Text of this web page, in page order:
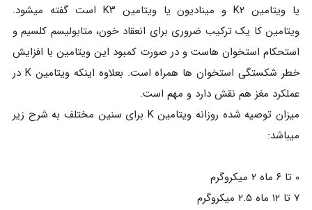
یا ویتامین K۲ و مینادیون یا ویتامین K۳ است گفته میشود.
ویتامین کا یک ترکیب ضروری برای انعقاد خون، متابولیسم کلسیم و
استحکام استخوان هاست و در صورت کمبود این ویتامین با افزایش
خطر شکستگی استخوان ها همراه است. بعلاوه اینکه ویتامین K در
عملکرد مغز هم نقش دارد و مهم است.
میزان توصیه شده روزانه ویتامین K برای سنین مختلف به شرح زیر
میباشد:
۰ تا ۶ ماه ۲ میکروگرم
۷ تا ۱۲ ماه ۲.۵ میکروگرم